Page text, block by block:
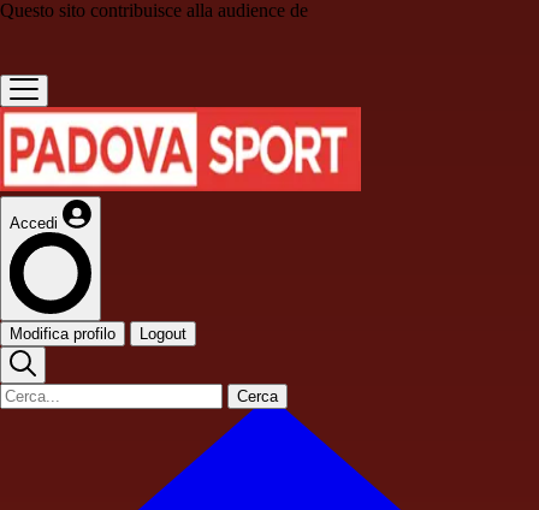
Questo sito contribuisce alla audience de
Accedi
Modifica profilo Logout
Cerca